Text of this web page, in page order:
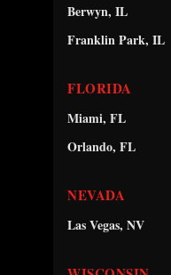
Berwyn, IL
Franklin Park, IL
FLORIDA
Miami, FL
Orlando, FL
NEVADA
Las Vegas, NV